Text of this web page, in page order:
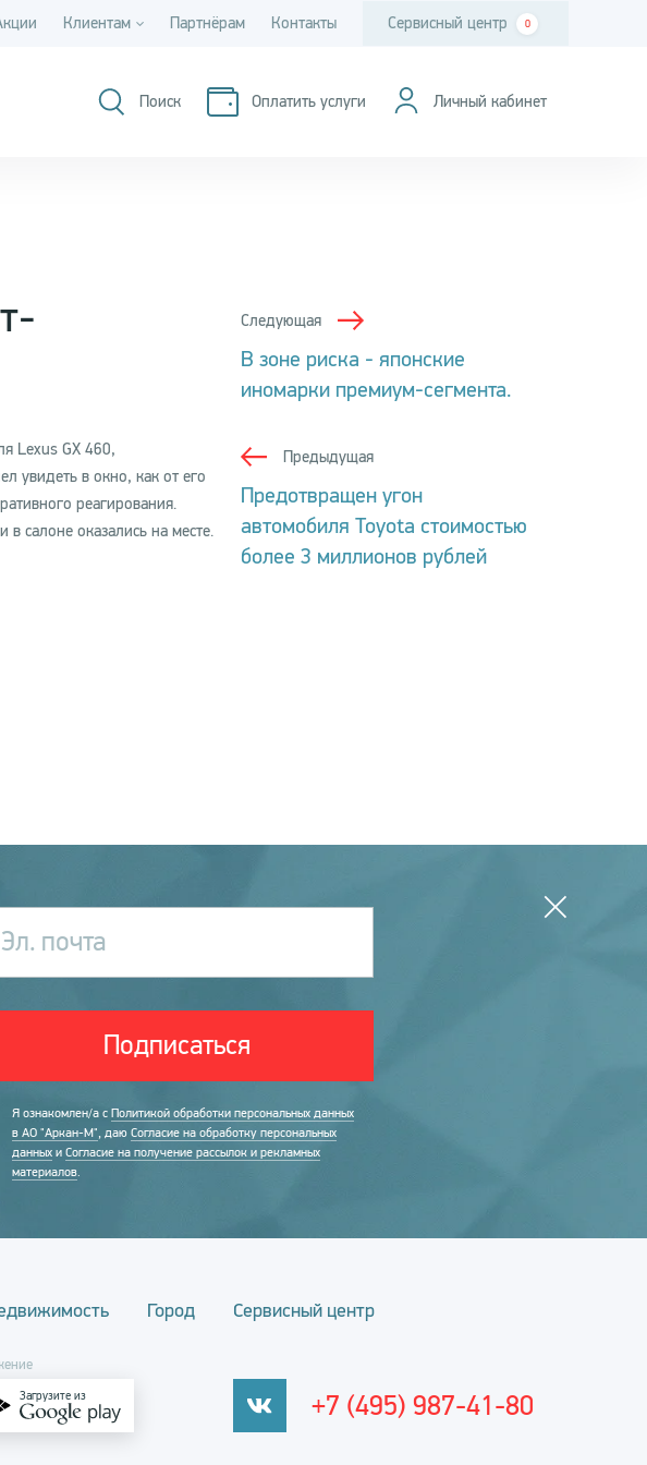
Клиентам Партнёрам Контакты Сервисный центр 0
Поиск Оплатить услуги Личный кабинет
Lexus GX 460,
увидеть в окно, как от его
реагирования.
салоне оказались на месте.
Следующая
В зоне риска - японские
иномарки премиум-сегмента.
Предыдущая
Предотвращен угон
автомобиля Toyota стоимостью
более 3 миллионов рублей
Эл. почта
Подписаться
Я ознакомлен/а с Политикой обработки персональных данных
в АО "Аркан-М", даю Согласие на обработку персональных
данных и Согласие на получение рассылок и рекламных
материалов.
Город Сервисный центр
Загрузите из +7 (495) 987-41-80